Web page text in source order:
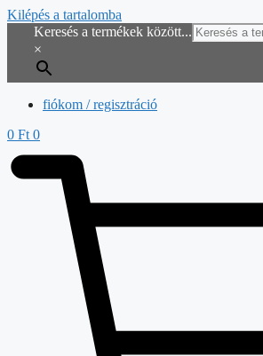
Kilépés a tartalomba
Keresés a termékek között...
×
fiókom / regisztráció
0 Ft 0